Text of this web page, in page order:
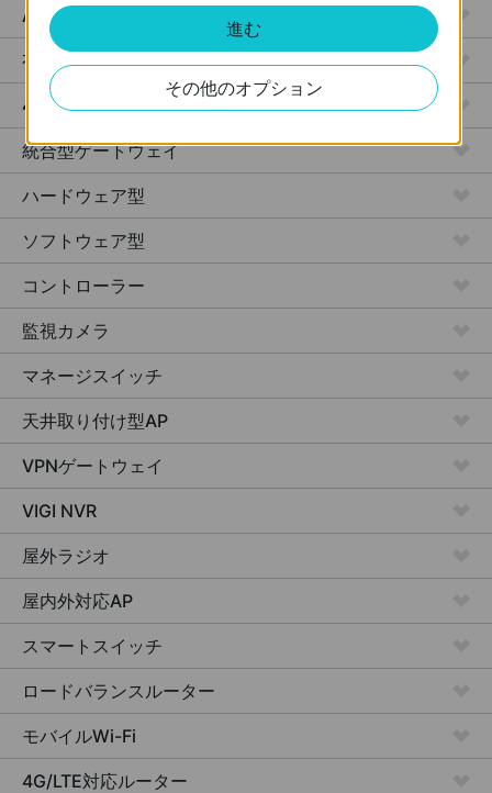
Access
有線LANゲートウェイ
4G対応 Wi-Fiゲートウェイ
統合型ゲートウェイ
ハードウェア型
ソフトウェア型
コントローラー
監視カメラ
マネージスイッチ
天井取り付け型AP
VPNゲートウェイ
VIGI NVR
屋外ラジオ
屋内外対応AP
スマートスイッチ
ロードバランスルーター
モバイルWi-Fi
4G/LTE対応ルーター
進む
その他のオプション